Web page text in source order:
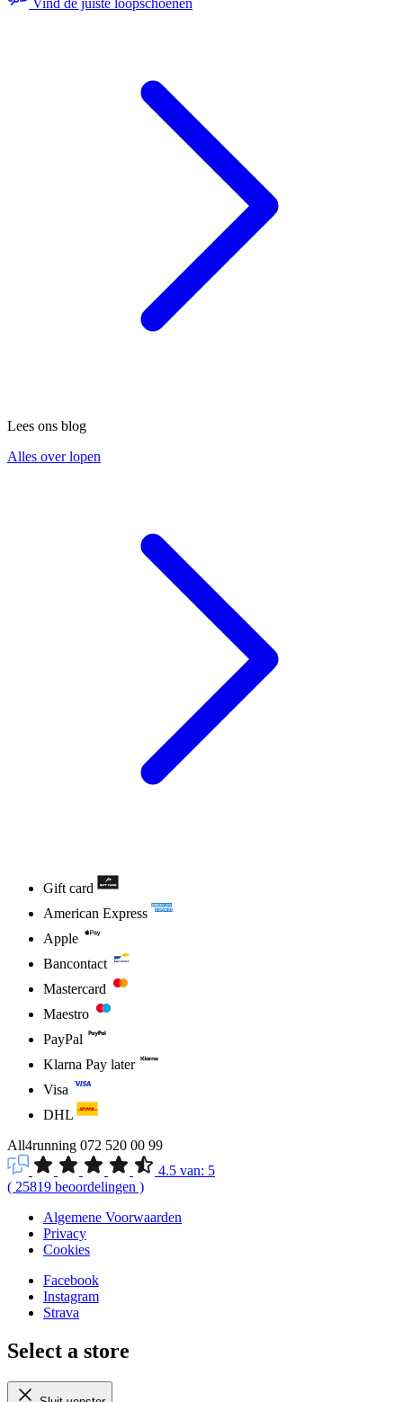
Vind de juiste loopschoenen
Lees ons blog
Alles over lopen
Gift card
American Express
Apple
Bancontact
Mastercard
Maestro
PayPal
Klarna Pay later
Visa
DHL
All4running 072 520 00 99
4.5 van: 5
( 25819 beoordelingen )
Algemene Voorwaarden
Privacy
Cookies
Facebook
Instagram
Strava
Select a store